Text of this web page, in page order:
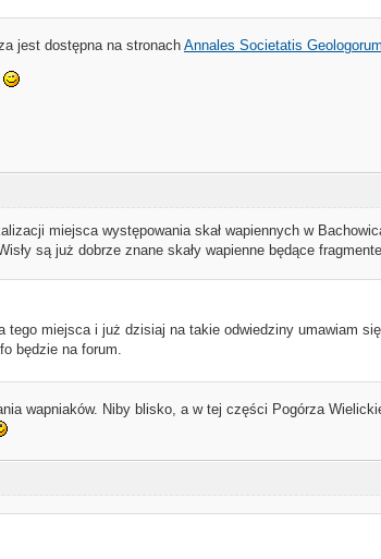
jest dostępna na stronachAnnales Societatis
miejsca występowania skał wapiennych w
są już dobrze znane skały wapienne będące
tego miejsca i już dzisiaj na takie odwiedziny umawiam
będzie na forum.
wapniaków. Niby blisko, a w tej części Pogórza